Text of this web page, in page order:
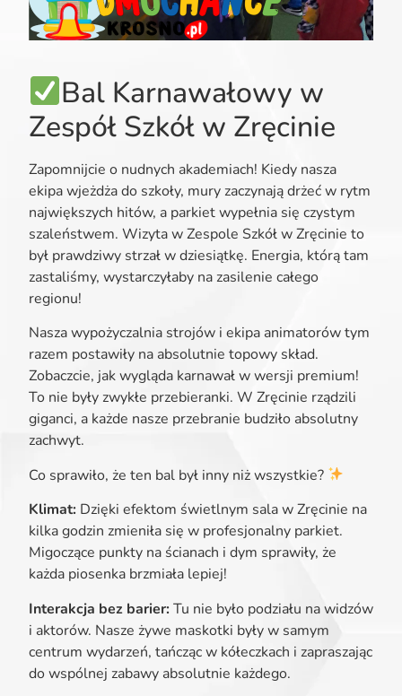
Bal Karnawałowy w
Zespół Szkół w Zręcinie
Zapomnijcie o nudnych akademiach! Kiedy nasza
ekipa wjeżdża do szkoły, mury zaczynają drżeć w rytm
największych hitów, a parkiet wypełnia się czystym
szaleństwem. Wizyta w Zespole Szkół w Zręcinie to
był prawdziwy strzał w dziesiątkę. Energia, którą tam
zastaliśmy, wystarczyłaby na zasilenie całego
regionu!
Nasza wypożyczalnia strojów i ekipa animatorów tym
razem postawiły na absolutnie topowy skład.
Zobaczcie, jak wygląda karnawał w wersji premium!
To nie były zwykłe przebieranki. W Zręcinie rządzili
giganci, a każde nasze przebranie budziło absolutny
zachwyt.
Co sprawiło, że ten bal był inny niż wszystkie?
Klimat: Dzięki efektom świetlnym sala w Zręcinie na
kilka godzin zmieniła się w profesjonalny parkiet.
Migoczące punkty na ścianach i dym sprawiły, że
każda piosenka brzmiała lepiej!
Interakcja bez barier:Tu nie było podziału na widzów
i aktorów. Nasze żywe maskotki były w samym
centrum wydarzeń, tańcząc w kółeczkach i zapraszając
do wspólnej zabawy absolutnie każdego.